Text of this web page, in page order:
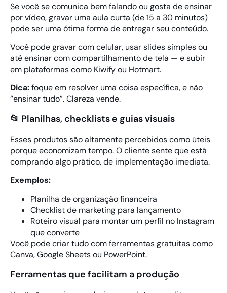
Se você se comunica bem falando ou gosta de ensinar
por vídeo, gravar uma aula curta (de 15 a 30 minutos)
pode ser uma ótima forma de entregar seu conteúdo.
Você pode gravar com celular, usar slides simples ou
até ensinar com compartilhamento de tela — e subir
em plataformas como Kiwify ou Hotmart.
Dica:foque em resolver uma coisa específica, e não
“ensinar tudo”. Clareza vende.
📂 Planilhas, checklists e guias visuais
Esses produtos são altamente percebidos como úteis
porque economizam tempo. O cliente sente que está
comprando algo prático, de implementação imediata.
Exemplos:
Planilha de organização financeira
Checklist de marketing para lançamento
Roteiro visual para montar um perfil no Instagram
que converte
Você pode criar tudo com ferramentas gratuitas como
Canva, Google Sheets ou PowerPoint.
Ferramentas que facilitam a produção